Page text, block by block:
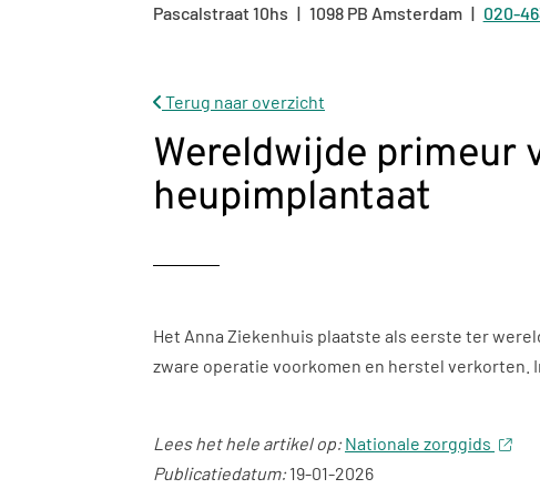
Pascalstraat10hs 1098 PB Amsterdam Tel:
020-
Terug naar overzicht
Wereldwijde primeur
heupimplantaat
Het Anna Ziekenhuis plaatste als eerste ter
zware operatie voorkomen en herstel verkorten.
Lees het hele artikel op: Nationale zorggids
Publicatiedatum:19-01-2026